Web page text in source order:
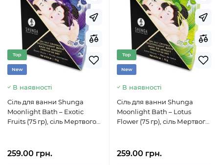
Top
New
В наявності
Сіль для ванни Shunga
Moonlight Bath – Exotic
Fruits (75 гр), сіль Мертвого
259.00 грн.
Top
New
В наявності
Сіль для ванни Shunga
Moonlight Bath – Lotus
Flower (75 гр), сіль Мертвого
259.00 грн.